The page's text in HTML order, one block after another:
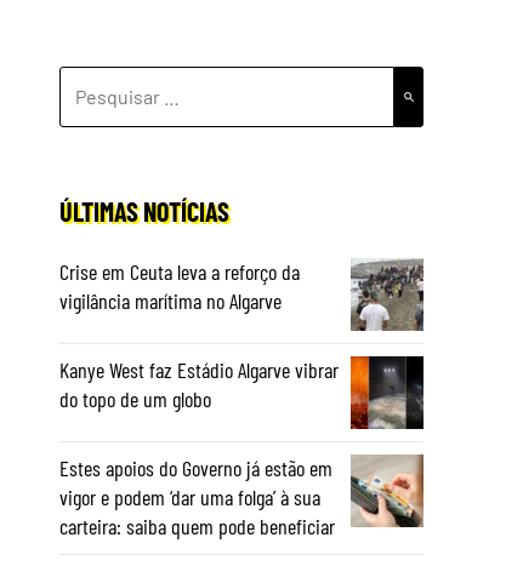
POR:
ÚLTIMAS NOTÍCIAS
Crise em Ceuta leva a reforço da
vigilância marítima no Algarve
Kanye West faz Estádio Algarve vibrar
do topo de um globo
Estes apoios do Governo já estão em
vigor e podem ‘dar uma folga’ à sua
carteira: saiba quem pode beneficiar